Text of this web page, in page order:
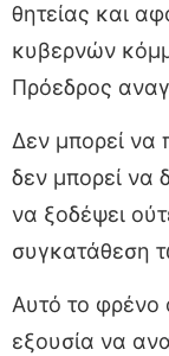
θητείας και
κυβερνών
Πρόεδρος
Δεν μπορεί να
δεν μπορεί να
να ξοδέψει
συγκατάθεση
Αυτό το φρένο
εξουσία να